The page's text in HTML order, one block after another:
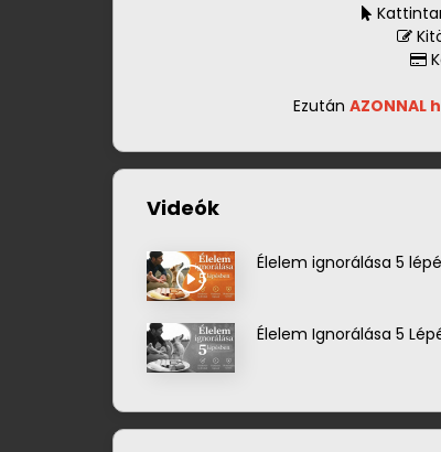
Ezután AZONNAL
Videók
Élelem ignorálása 5
Élelem Ignorálása 5